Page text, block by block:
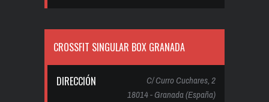
CROSSFIT SINGULAR BOX GRANADA
DIRECCIÓN
C/ Curro Cuchares, 2
18014 - Granada (España)